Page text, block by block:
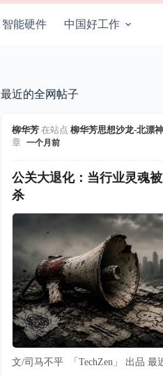
智能硬件 中国好工作
最近的全网帖子
柳华芳在站点 柳华芳思想沙龙-北漂
章
一个月前
公关大退化：当行业灵魂
杀
文/司马不平 「TechZen」 出品 最